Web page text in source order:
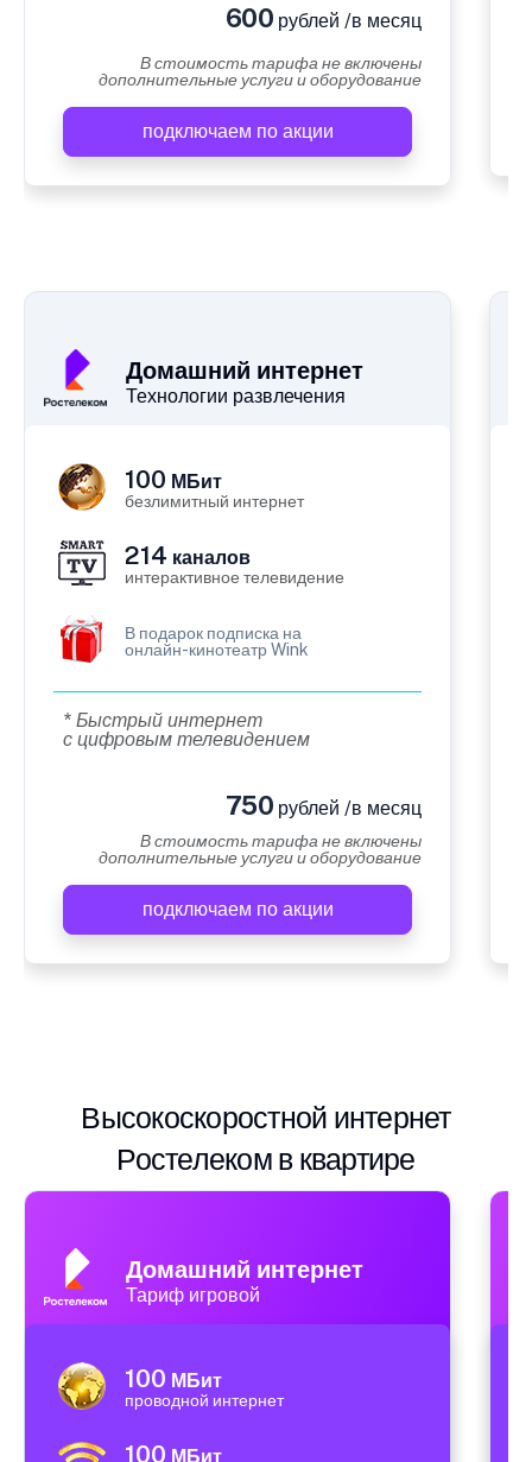
600 рублей /в месяц
В стоимость тарифа не включены
дополнительные услуги и оборудование
подключаем по акции
Домашний интернет
Технологии развлечения
100 МБит
безлимитный интернет
214 каналов
интерактивное телевидение
В подарок подписка на
онлайн-кинотеатр Wink
* Быстрый интернет
с цифровым телевидением
750 рублей /в месяц
В стоимость тарифа не включены
дополнительные услуги и оборудование
подключаем по акции
Высокоскоростной интернет
Ростелеком в квартире
Домашний интернет
Тариф игровой
100 МБит
проводной интернет
100 МБит